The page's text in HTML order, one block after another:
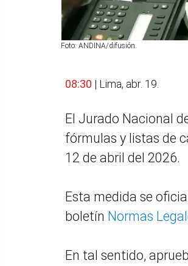
Foto: ANDINA/difusión.
08:30 | Lima, abr. 19.
El Jurado Nacional
fórmulas y listas de
12 de abril del 2026.
Esta medida se
boletín Normas
En tal sentido,